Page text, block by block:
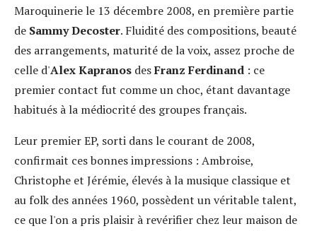
Maroquinerie le 13 décembre 2008, en première partie
de Sammy Decoster. Fluidité des compositions, beauté
des arrangements, maturité de la voix, assez proche de
celle d'Alex Kapranos desFranz Ferdinand : ce
premier contact fut comme un choc, étant davantage
habitués à la médiocrité des groupes français.
Leur premier EP, sorti dans le courant de 2008,
confirmait ces bonnes impressions : Ambroise,
Christophe et Jérémie, élevés à la musique classique et
au folk des années 1960, possèdent un véritable talent,
ce que l'on a pris plaisir à revérifier chez leur maison de